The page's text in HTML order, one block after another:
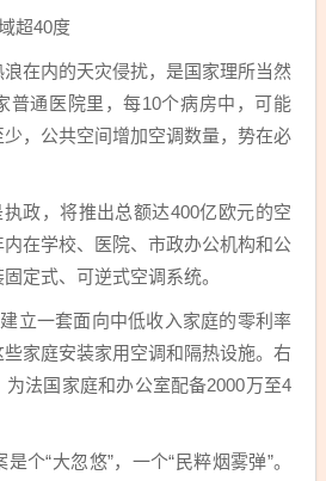
超40度
在内的天灾侵扰，是国家理所当然
普通医院里，每10个病房中，可能
，公共空间增加空调数量，势在必
执政，将推出总额达400亿欧元的空
在学校、医院、市政办公机构和公
定式、可逆式空调系统。
立一套面向中低收入家庭的零利率
家庭安装家用空调和隔热设施。右
法国家庭和办公室配备2000万至4
个“大忽悠”，一个“民粹烟雾弹”。